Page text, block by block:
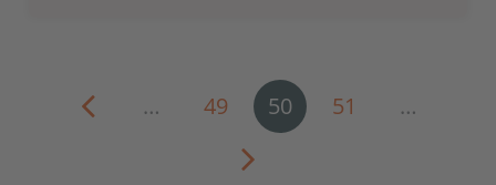
… 49 50 51 …